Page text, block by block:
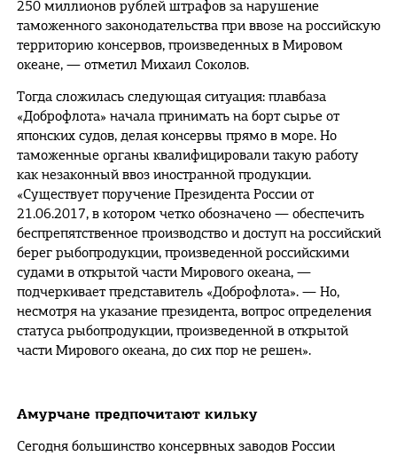
250 миллионов рублей штрафов за нарушение
таможенного законодательства при ввозе на российскую
территорию консервов, произведенных в Мировом
океане, — отметил Михаил Соколов.
Тогда сложилась следующая ситуация: плавбаза
«Доброфлота» начала принимать на борт сырье от
японских судов, делая консервы прямо в море. Но
таможенные органы квалифицировали такую работу
как незаконный ввоз иностранной продукции.
«Существует поручение Президента России от
21.06.2017, в котором четко обозначено — обеспечить
беспрепятственное производство и доступ на российский
берег рыбопродукции, произведенной российскими
судами в открытой части Мирового океана, —
подчеркивает представитель «Доброфлота». — Но,
несмотря на указание президента, вопрос определения
статуса рыбопродукции, произведенной в открытой
части Мирового океана, до сих пор не решен».
Амурчане предпочитают кильку
Сегодня большинство консервных заводов России